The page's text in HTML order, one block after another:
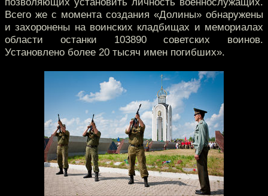
Всего же с момента создания «Долины» обнаружены
и захоронены на воинских кладбищах и мемориалах
области останки 103890 советских воинов.
Установлено более 20 тысяч имен погибших».